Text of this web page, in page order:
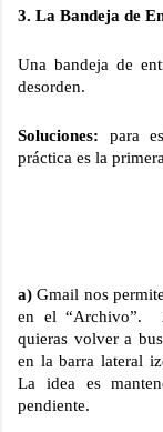
3. La Bandeja de
Una bandeja de
desorden.
Soluciones: para
práctica es la
a) Gmail nos
en el “Archivo”.
quieras volver a
en la barra lateral
La idea es
pendiente.